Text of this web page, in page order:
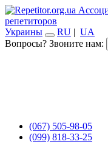
репетиторов
Украины
RU | UA
Вопросы? Звоните нам:
(067) 505-98-05
(099) 818-33-25